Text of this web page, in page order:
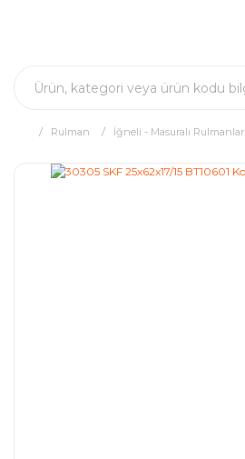
Rulman İğneli - Masuralı Rulmanlar